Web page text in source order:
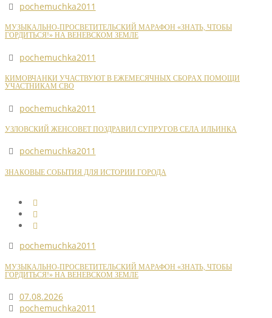
pochemuchka2011
МУЗЫКАЛЬНО-ПРОСВЕТИТЕЛЬСКИЙ МАРАФОН «ЗНАТЬ, ЧТОБЫ
ГОРДИТЬСЯ!» НА ВЕНЕВСКОМ ЗЕМЛЕ
pochemuchka2011
КИМОВЧАНКИ УЧАСТВУЮТ В ЕЖЕМЕСЯЧНЫХ СБОРАХ ПОМОЩИ
УЧАСТНИКАМ СВО
pochemuchka2011
УЗЛОВСКИЙ ЖЕНСОВЕТ ПОЗДРАВИЛ СУПРУГОВ СЕЛА ИЛЬИНКА
pochemuchka2011
ЗНАКОВЫЕ СОБЫТИЯ ДЛЯ ИСТОРИИ ГОРОДА
pochemuchka2011
МУЗЫКАЛЬНО-ПРОСВЕТИТЕЛЬСКИЙ МАРАФОН «ЗНАТЬ, ЧТОБЫ
ГОРДИТЬСЯ!» НА ВЕНЕВСКОМ ЗЕМЛЕ
07.08.2026
pochemuchka2011